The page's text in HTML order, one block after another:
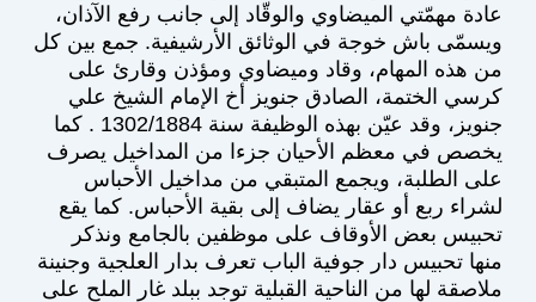
عادة مهمّتي الميضاوي والوقّاد إلى جانب رفع الآذان،
ويسمّى باش خوجة في الوثائق الأرشيفية. جمع بين كل
من هذه المهام، وقاد وميضاوي ومؤذن وقارئ على
كرسي الختمة، الصادق جنويز أخ الإمام الشيخ علي
جنويز، وقد عيّن بهذه الوظيفة سنة 1302/1884 . كما
يخصص في معظم الأحيان جزءا من المداخيل يصرف
على الطلبة، ويجمع المتبقي من مداخيل الأحباس
لشراء ربع أو عقار يضاف إلى بقية الأحباس. كما يقع
تحبيس بعض الأوقاف على موظفين بالجامع ونذكر
منها تحبيس دار جوفية الباب تعرف بدار العلجية وجنينة
ملاصقة لها من الناحية القبلية توجد ببلد غار الملح على